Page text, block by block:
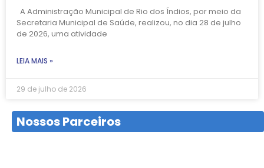
A Administração Municipal de Rio dos Índios, por meio da
Secretaria Municipal de Saúde, realizou, no dia 28 de julho
de 2026, uma atividade
LEIA MAIS »
29 de julho de 2026
Nossos Parceiros